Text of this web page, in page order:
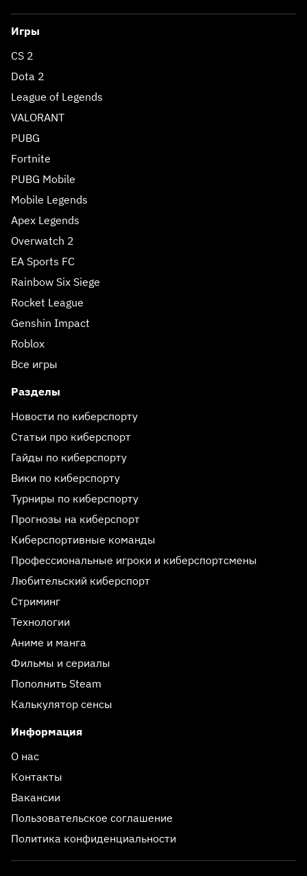
Игры
CS 2
Dota 2
League of Legends
VALORANT
PUBG
Fortnite
PUBG Mobile
Mobile Legends
Apex Legends
Overwatch 2
EA Sports FC
Rainbow Six Siege
Rocket League
Genshin Impact
Roblox
Все игры
Разделы
Новости по киберспорту
Статьи про киберспорт
Гайды по киберспорту
Вики по киберспорту
Турниры по киберспорту
Прогнозы на киберспорт
Киберспортивные команды
Профессиональные игроки и киберспортсмены
Любительский киберспорт
Стриминг
Технологии
Аниме и манга
Фильмы и сериалы
Пополнить Steam
Калькулятор сенсы
Информация
О нас
Контакты
Вакансии
Пользовательское соглашение
Политика конфиденциальности